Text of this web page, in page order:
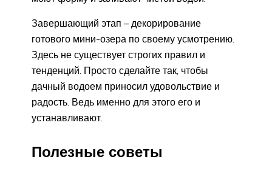
Завершающий этап – декорирование
готового мини-озера по своему усмотрению.
Здесь не существует строгих правил и
тенденций. Просто сделайте так, чтобы
дачный водоем приносил удовольствие и
радость. Ведь именно для этого его и
устанавливают.
Полезные советы